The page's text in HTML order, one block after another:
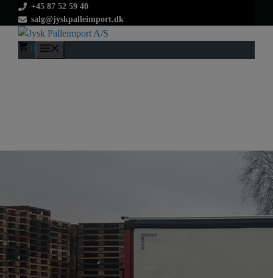
indhold
+45 87 52 59 40
salg@jyskpalleimport.dk
0